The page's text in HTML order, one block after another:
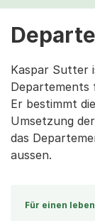
Kaspar Sutter
Departements
Er bestimmt
Umsetzung
das
aussen.
Für einen